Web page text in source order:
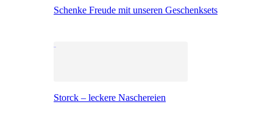
Schenke Freude mit unseren Geschenksets
Storck – leckere Naschereien